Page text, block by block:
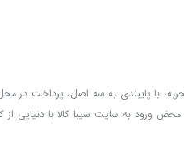
ورود به سایت سیبا کالا با دنیایی